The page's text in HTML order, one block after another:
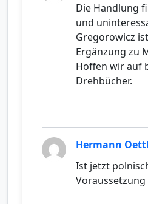
Die Handlung
und
Gregorowicz
Ergänzung zu
Hoffen wir auf
Drehbücher.
Hermann Oettl
Ist jetzt
Voraussetzung